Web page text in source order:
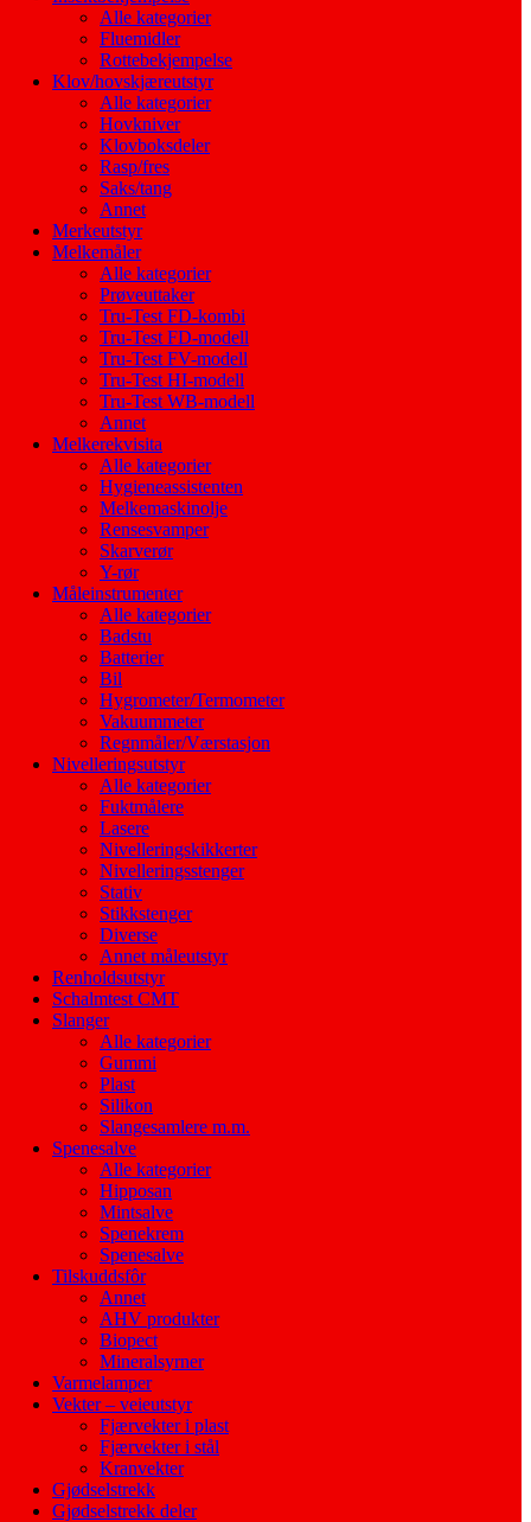
Alle kategorier
Fluemidler
Rottebekjempelse
Klov/hovskjæreutstyr
Alle kategorier
Hovkniver
Klovboksdeler
Rasp/fres
Saks/tang
Annet
Merkeutstyr
Melkemåler
Alle kategorier
Prøveuttaker
Tru-Test FD-kombi
Tru-Test FD-modell
Tru-Test FV-modell
Tru-Test HI-modell
Tru-Test WB-modell
Annet
Melkerekvisita
Alle kategorier
Hygieneassistenten
Melkemaskinolje
Rensesvamper
Skarverør
Y-rør
Måleinstrumenter
Alle kategorier
Badstu
Batterier
Bil
Hygrometer/Termometer
Vakuummeter
Regnmåler/Værstasjon
Nivelleringsutstyr
Alle kategorier
Fuktmålere
Lasere
Nivelleringskikkerter
Nivelleringsstenger
Stativ
Stikkstenger
Diverse
Annet måleutstyr
Renholdsutstyr
Schalmtest CMT
Slanger
Alle kategorier
Gummi
Plast
Silikon
Slangesamlere m.m.
Spenesalve
Alle kategorier
Hipposan
Mintsalve
Spenekrem
Spenesalve
Tilskuddsfôr
Annet
AHV produkter
Biopect
Mineralsyrner
Varmelamper
Vekter – veieutstyr
Fjærvekter i plast
Fjærvekter i stål
Kranvekter
Gjødselstrekk
Gjødselstrekk deler